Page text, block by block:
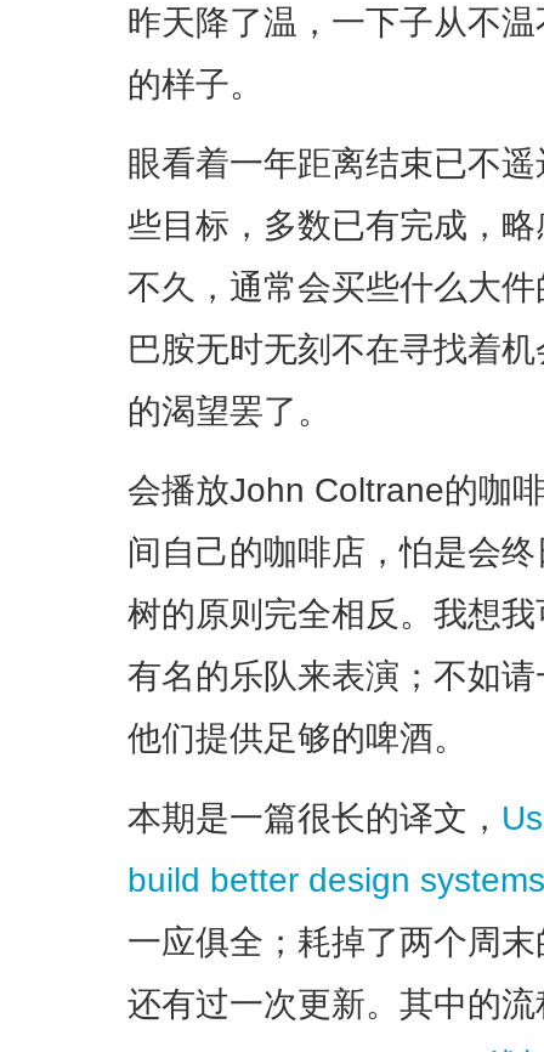
昨天降了温，一下子从不
的样子。
眼看着一年距离结束已不
些目标，多数已有完成，
不久，通常会买些什么大
巴胺无时无刻不在寻找着
的渴望罢了。
会播放John Coltrane的咖
间自己的咖啡店，怕是会
树的原则完全相反。我想
有名的乐队来表演；不如
他们提供足够的啤酒。
本期是一篇很长的译文，
build better design systems
一应俱全；耗掉了两个周
还有过一次更新。其中的